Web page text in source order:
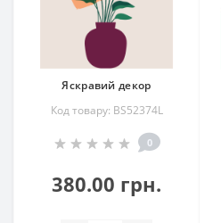
Яскравий декор
Код товару: BS52374L
0
380.00 грн.